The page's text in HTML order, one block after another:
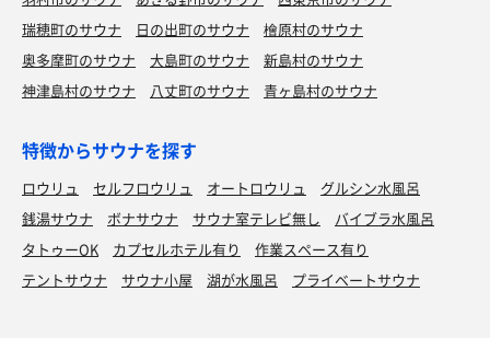
瑞穂町のサウナ
日の出町のサウナ
檜原村のサウナ
奥多摩町のサウナ
大島町のサウナ
新島村のサウナ
神津島村のサウナ
八丈町のサウナ 青ヶ島村のサウナ
特徴からサウナを探す
ロウリュ セルフロウリュ オートロウリュ
グルシン水風呂
銭湯サウナ
ボナサウナ サウナ室テレビ無し
バイブラ水風呂
タトゥーOK
カプセルホテル有り
作業スペース有り
テントサウナ
サウナ小屋 湖が水風呂 プライベートサウナ